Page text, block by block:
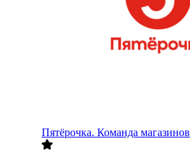
Пятёрочка. Команда магазинов